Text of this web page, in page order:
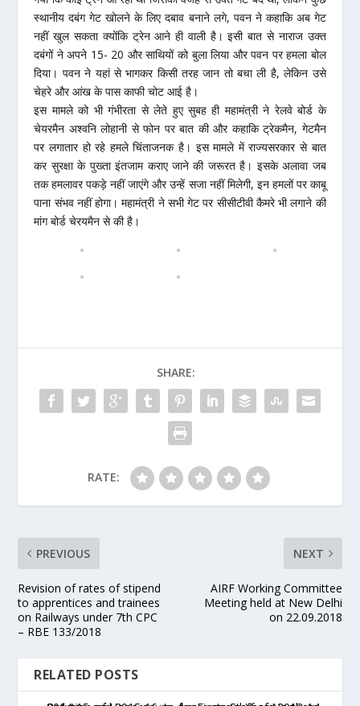
स्थानीय दबंग गेट खोलने के लिए दबाव बनाने लगे, पवन ने कहाकि अब गेट
नहीं खुल सकता क्योंकि ट्रेन आने ही वाली है। इसी बात से नाराज उक्त
दबंगों ने अपने 15- 20 और साथियों को बुला लिया और पवन पर हमला बोल
दिया। पवन ने यहां से भागकर किसी तरह जान तो बचा ली है, लेकिन उसे
चेहरे और आंख के पास काफी चोट आई है।
इस मामले को भी गंभीरता से लेते हुए सुबह ही महामंत्री ने रेलवे बोर्ड के
चेयरमैन अश्वनि लोहानी से फोन पर बात की और कहाकि ट्रेकमैन, गेटमैन
पर लगातार हो रहे हमले चिंताजनक है। इस मामले में राज्यसरकार से बात
कर सुरक्षा के पुख्ता इंतजाम कराए जाने की जरूरत है। इसके अलावा जब
तक हमलावर पकड़े नहीं जाएंगे और उन्हें सजा नहीं मिलेगी, इन हमलों पर काबू
पाना संभव नहीं होगा। महामंत्री ने सभी गेट पर सीसीटीवी कैमरे भी लगाने की
मांग बोर्ड चेरयमैन से की है।
SHARE:
RATE:
PREVIOUS
Revision of rates of stipend
to apprentices and trainees
on Railways under 7th CPC
– RBE 133/2018
NEXT
AIRF Working Committee
Meeting held at New Delhi
on 22.09.2018
RELATED POSTS